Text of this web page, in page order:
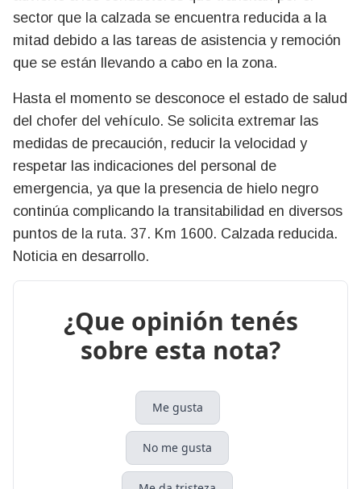
sector que la calzada se encuentra reducida a la
mitad debido a las tareas de asistencia y remoción
que se están llevando a cabo en la zona.
Hasta el momento se desconoce el estado de salud
del chofer del vehículo. Se solicita extremar las
medidas de precaución, reducir la velocidad y
respetar las indicaciones del personal de
emergencia, ya que la presencia de hielo negro
continúa complicando la transitabilidad en diversos
puntos de la ruta. 37. Km 1600. Calzada reducida.
Noticia en desarrollo.
¿Que opinión tenés
sobre esta nota?
Me gusta
No me gusta